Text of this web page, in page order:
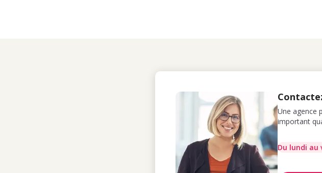
Une agence
important
Du lundi au